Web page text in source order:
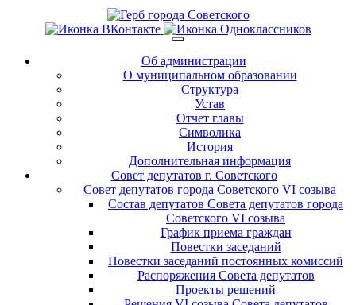
Об администрации
О муниципальном образовании
Структура
Устав
Отчет главы
Символика
История
Дополнительная информация
Совет депутатов г. Советского
Совет депутатов города Советского VI созыва
Состав депутатов Совета депутатов города
Советского VI созыва
График приема граждан
Повестки заседаний
Повестки заседаний постоянных комиссий
Распоряжения Совета депутатов
Проекты решений